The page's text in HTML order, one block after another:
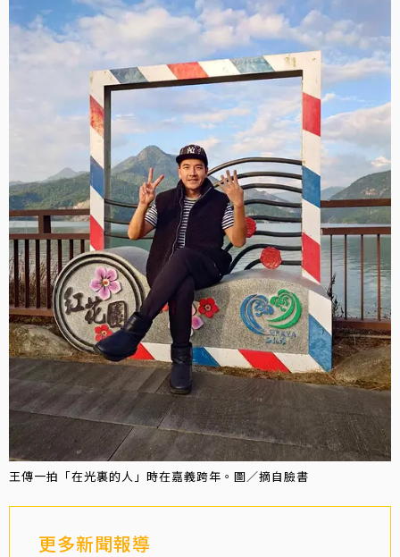
王傳一拍「在光裏的人」時在嘉義跨年。圖／摘自臉書
更多新聞報導